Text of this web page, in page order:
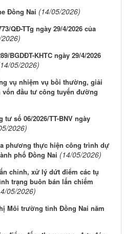
Đồng Nai (14/05/2026)
QĐ-TTg ngày 29/4/2026 của
BGDĐT-KHTC ngày 29/4/2026
05/2026)
vụ nhiệm vụ bồi thường, giải
đầu tư công tuyến đường
số 06/2026/TT-BNV ngày
2026)
phương thực hiện công trình dự
phố Đồng Nai (14/05/2026)
chỉnh, xử lý dứt điểm các tụ
trạng buôn bán lấn chiếm
05/2026)
Môi trường tỉnh Đồng Nai năm